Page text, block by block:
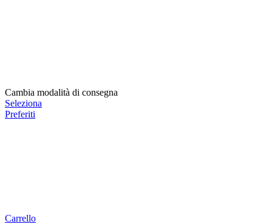
Cambia modalità di consegna
Seleziona
Preferiti
Carrello